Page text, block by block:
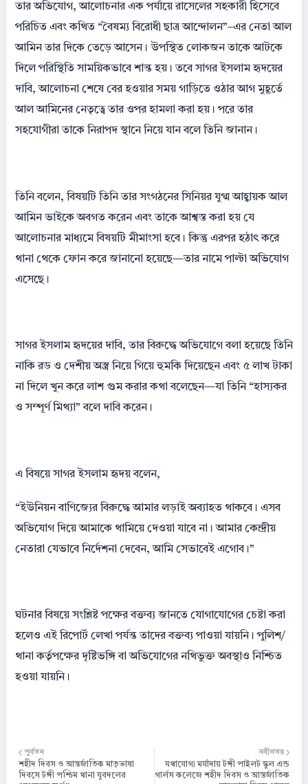
তার অভিযোগ, আলোচনার এক পর্যায়ে রাসেলের সহকারী হিসেবে
পরিচিত এবং কথিত “বৈষম্য বিরোধী ছাত্র আন্দোলন”–এর নেতা আল
আমিন তার দিকে তেড়ে আসেন। উপস্থিত লোকজন তাকে আটকে
দিলে পরিস্থিতি সাময়িকভাবে শান্ত হয়। তবে সাগর ইসলাম হৃদয়ের
দাবি, আলোচনা শেষে বের হওয়ার সময় গাড়িতে ওঠার আগ মুহূর্তে
আল আমিনের নেতৃত্বে তার ওপর হামলা করা হয়। পরে তার
সহযোগীরা তাকে নিরাপদ স্থানে নিয়ে যান বলে তিনি জানান।
তিনি বলেন, বিষয়টি তিনি তার সংগঠনের সিনিয়র যুগ্ম আহ্বায়ক আল
আমিন ভাইকে অবগত করেন এবং তাকে আশ্বস্ত করা হয় যে
আলোচনার মাধ্যমে বিষয়টি মীমাংসা হবে। কিন্তু এরপর হঠাৎ করে
থানা থেকে ফোন করে জানানো হয়েছে—তার নামে পাল্টা অভিযোগ
এসেছে।
সাগর ইসলাম হৃদয়ের দাবি, তার বিরুদ্ধে অভিযোগে বলা হয়েছে তিনি
নাকি রড ও দেশীয় অস্ত্র নিয়ে গিয়ে হুমকি দিয়েছেন এবং ৫ লাখ টাকা
না দিলে খুন করে লাশ গুম করার কথা বলেছেন—যা তিনি “হাস্যকর
ও সম্পূর্ণ মিথ্যা” বলে দাবি করেন।
এ বিষয়ে সাগর ইসলাম হৃদয় বলেন,
“ইউনিয়ন বাণিজ্যের বিরুদ্ধে আমার লড়াই অব্যাহত থাকবে। এসব
অভিযোগ দিয়ে আমাকে থামিয়ে দেওয়া যাবে না। আমার কেন্দ্রীয়
নেতারা যেভাবে নির্দেশনা দেবেন, আমি সেভাবেই এগোব।”
ঘটনার বিষয়ে সংশ্লিষ্ট পক্ষের বক্তব্য জানতে যোগাযোগের চেষ্টা করা
হলেও এই রিপোর্ট লেখা পর্যন্ত তাদের বক্তব্য পাওয়া যায়নি। পুলিশ/
থানা কর্তৃপক্ষের দৃষ্টিভঙ্গি বা অভিযোগের নথিভুক্ত অবস্থাও নিশ্চিত
হওয়া যায়নি।
নবীনতর
যথাযোগ্য মর্যাদায় টঙ্গী পাইলট স্কুল এন্ড
গার্লস কলেজে শহীদ দিবস ও আন্তর্জাতিক
পূর্বতন
শহীদ দিবস ও আন্তর্জাতিক মাতৃভাষা
দিবসে টঙ্গী পশ্চিম থানা যুবদলের